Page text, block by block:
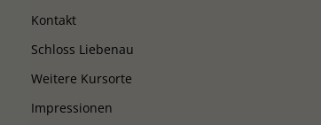
Kontakt
Schloss Liebenau
Weitere Kursorte
Impressionen